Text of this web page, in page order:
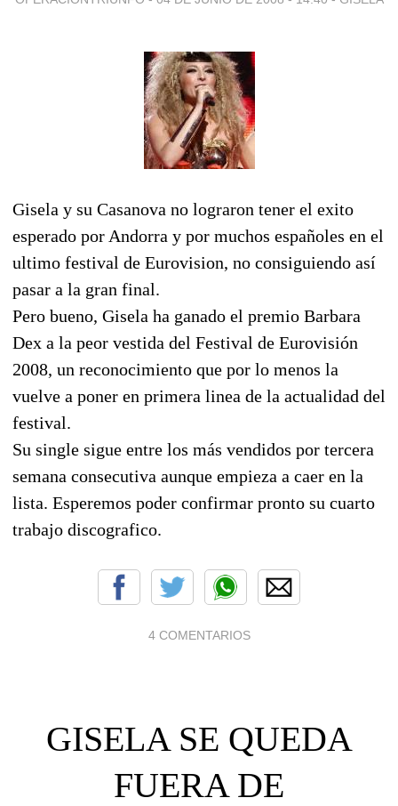
Gisela y su Casanova no lograron tener el exito
esperado por Andorra y por muchos españoles en el
ultimo festival de Eurovision, no consiguiendo así
pasar a la gran final.
Pero bueno, Gisela ha ganado el premio Barbara
Dex a la peor vestida del Festival de Eurovisión
2008, un reconocimiento que por lo menos la
vuelve a poner en primera linea de la actualidad del
festival.
Su single sigue entre los más vendidos por tercera
semana consecutiva aunque empieza a caer en la
lista. Esperemos poder confirmar pronto su cuarto
trabajo discografico.
4 COMENTARIOS
GISELA SE QUEDA
FUERA DE